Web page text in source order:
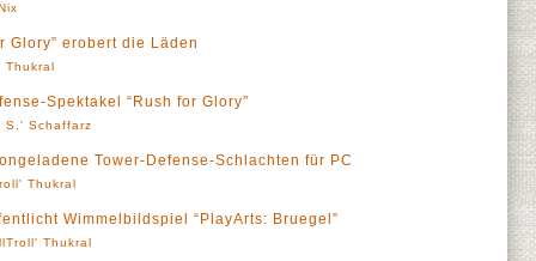
Glory” erobert die Läden
Thukral
Spektakel “Rush for Glory”
S.' Schaffarz
Tower-Defense-Schlachten für PC
Thukral
Wimmelbildspiel “PlayArts: Bruegel”
Thukral